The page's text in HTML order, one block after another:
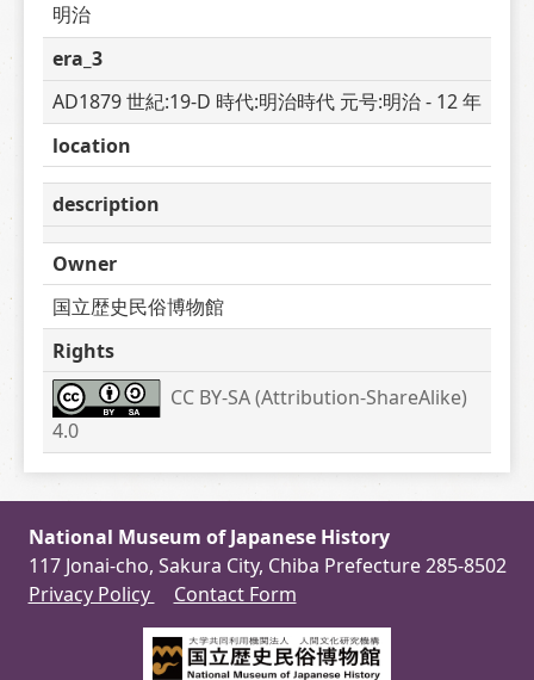
明治
era_3
AD1879 世紀:19-D 時代:明治時代 元号:明治 - 12 年
location
description
Owner
国立歴史民俗博物館
Rights
CC BY-SA (Attribution-ShareAlike)
4.0
National Museum of Japanese History
117 Jonai-cho, Sakura City, Chiba Prefecture 285-8502
Privacy Policy
Contact Form